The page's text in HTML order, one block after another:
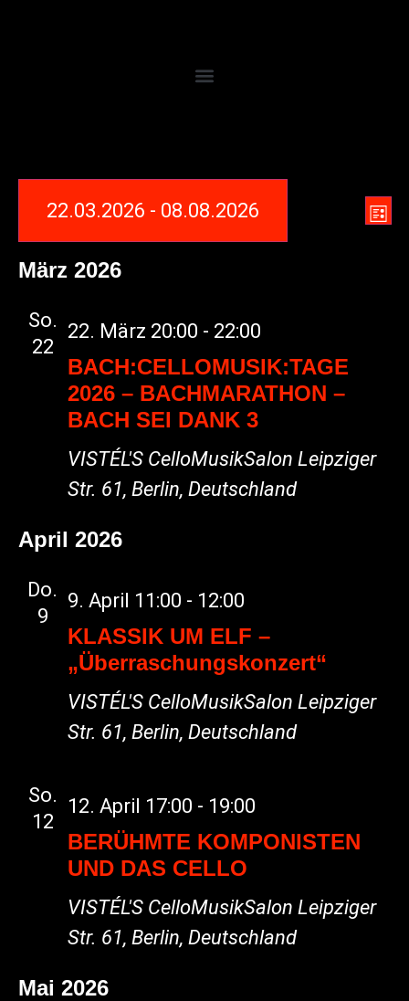
22.03.2026 - 08.08.2026
wählen.
März 2026
So.
22
BACH:CELLOMUSIK:TAGE
2026 – BACHMARATHON –
BACH SEI DANK 3
22. März 20:00 - 22:00
VISTÉL'S CelloMusikSalon Leipziger
Str. 61, Berlin, Deutschland
April 2026
Do.
9
KLASSIK UM ELF –
„Überraschungskonzert“
9. April 11:00 - 12:00
VISTÉL'S CelloMusikSalon Leipziger
Str. 61, Berlin, Deutschland
So.
12
BERÜHMTE KOMPONISTEN
UND DAS CELLO
12. April 17:00 - 19:00
VISTÉL'S CelloMusikSalon Leipziger
Str. 61, Berlin, Deutschland
Mai 2026